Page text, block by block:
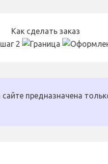
Как сделать заказ
предназначена